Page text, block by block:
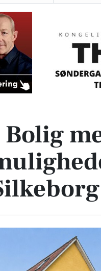
i attraktive Silkeborg